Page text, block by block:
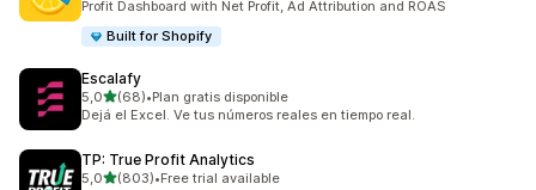
Profit Dashboard with Net Profit, Ad Attribution and ROAS
Built for Shopify
Escalafy
5,0/ 5 tähteä
(68)
68 arvostelua yhteensä
•Plan gratis disponible
Dejá el Excel. Ve tus números reales en tiempo real.
TP: True Profit Analytics
5,0/ 5 tähteä
(803)
803 arvostelua yhteensä
•Free trial available